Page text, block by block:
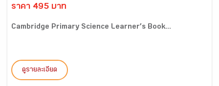
ราคา 495 บาท
Cambridge Primary Science Learner’s Book...
ดูรายละเอียด